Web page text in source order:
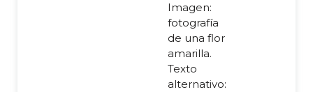
Imagen:
fotografía
de una flor
amarilla.
Texto
alternativo: